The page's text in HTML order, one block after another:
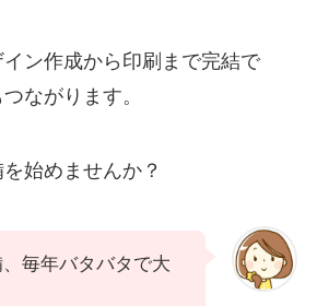
ン作成から印刷まで完結で
ながります。
始めませんか？
毎年バタバタで大